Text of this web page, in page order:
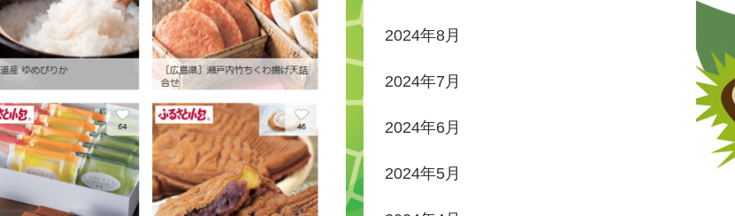
2024年8月
2024年7月
2024年6月
2024年5月